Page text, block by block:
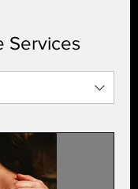
Services